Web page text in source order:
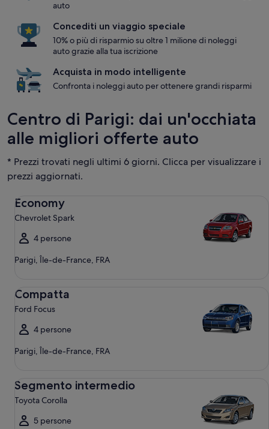
auto
Concediti un viaggio speciale
10% o più di risparmio su oltre 1 milione di noleggi
auto grazie alla tua iscrizione
Acquista in modo intelligente
Confronta i noleggi auto per ottenere grandi risparmi
Centro di Parigi: dai un'occhiata
alle migliori offerte auto
* Prezzi trovati negli ultimi 6 giorni. Clicca per visualizzare i
prezzi aggiornati.
Economy
Chevrolet Spark
4 persone
Parigi, Île-de-France, FRA
Compatta
Ford Focus
4 persone
Parigi, Île-de-France, FRA
Segmento intermedio
Toyota Corolla
5 persone